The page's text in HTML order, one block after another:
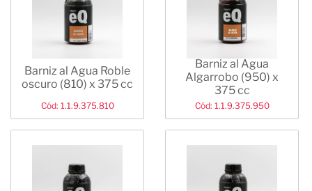
Barniz al Agua Roble
oscuro (810) x 375 cc
Cód: 1.1.9.375.810
Barniz al Agua
Algarrobo (950) x
375 cc
Cód: 1.1.9.375.950